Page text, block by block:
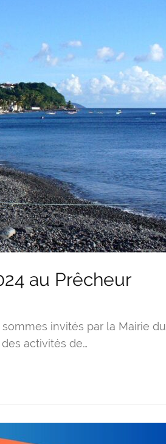
au Prêcheur
invités par la Mairie du
activités de…